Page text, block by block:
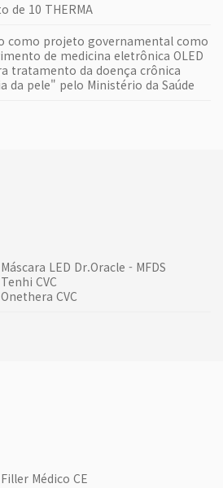
de 10 THERMA
como projeto governamental como
de medicina eletrônica OLED
tratamento da doença crônica
da pele" pelo Ministério da Saúde
LED Dr.Oracle - MFDS
CVC
CVC
Médico CE